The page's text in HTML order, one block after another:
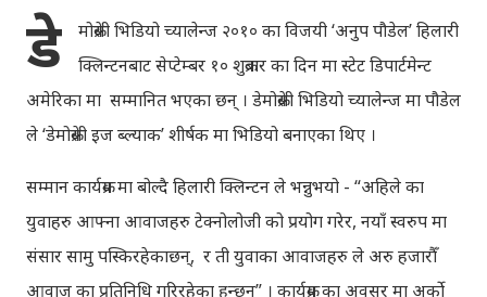
डे
मोक्रेसी भिडियो च्यालेन्ज २०१० का विजयी ‘अनुप पौडेल’ हिलारी
क्लिन्टनबाट सेप्टेम्बर १० शुक्रबार का दिन मा स्टेट डिपार्टमेन्ट
अमेरिका मा सम्मानित भएका छन् । डेमोक्रेसी भिडियो च्यालेन्ज मा पौडेल
ले ‘डेमोक्रेसी इज ब्ल्याक’ शीर्षक मा भिडियो बनाएका थिए ।
सम्मान कार्यक्रम मा बोल्दै हिलारी क्लिन्टन ले भन्नुभयो - “अहिले का
युवाहरु आफ्ना आवाजहरु टेक्नोलोजी को प्रयोग गरेर, नयाँ स्वरुप मा
संसार सामु पस्किरहेकाछन्, र ती युवाका आवाजहरु ले अरु हजारौँ
आवाज का प्रतिनिधि गरिरहेका हुन्छन्” । कार्यक्रम का अवसर मा अर्को